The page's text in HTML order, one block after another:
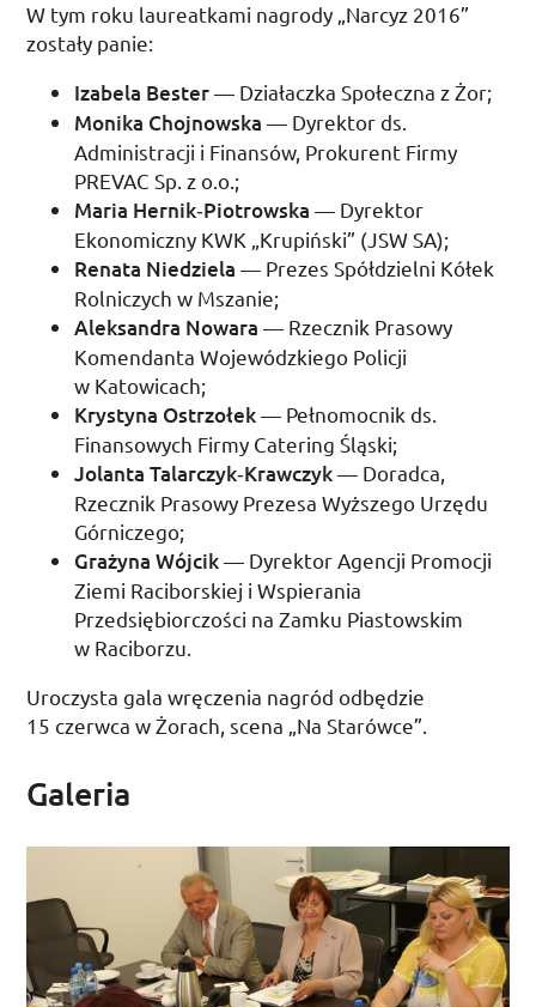
W tym roku laureatkami nagrody „Narcyz 2016”
zostały panie:
Izabela Bester— Działaczka Społeczna z Żor;
Monika Chojnowska — Dyrektords.
Administracji i Finansów, Prokurent Firmy
PREVACSp. zo.o. ;
Maria Hernik­‑Piotrowska — Dyrektor
Ekonomiczny KWK „Krupiński” ( JSW SA);
Renata Niedziela — Prezes Spółdzielni Kółek
Rolniczych w Mszanie;
Aleksandra Nowara — Rzecznik Prasowy
Komendanta Wojewódzkiego Policji
w Katowicach;
Krystyna Ostrzołek— Pełnomocnikds.
Finansowych Firmy Catering Śląski;
Jolanta Talarczyk­‑Krawczyk— Doradca,
Rzecznik Prasowy Prezesa Wyższego Urzędu
Górniczego;
Grażyna Wójcik— Dyrektor Agencji Promocji
Ziemi Raciborskiej i Wspierania
Przedsiębiorczości na Zamku Piastowskim
w Raciborzu.
Uroczysta gala wręczenia nagród odbędzie
15 czerwca w Żorach, scena „Na Starówce”.
Galeria